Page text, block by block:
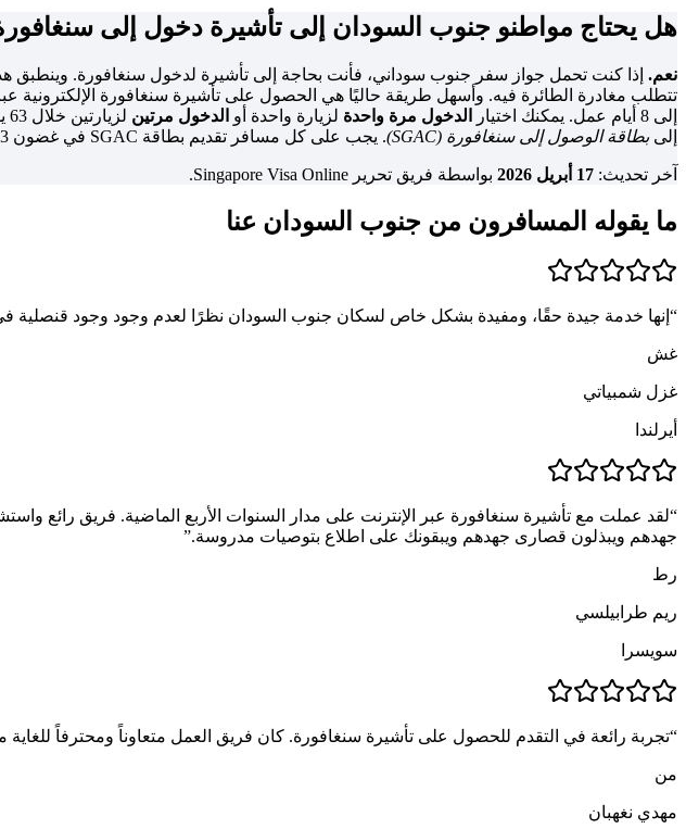
هل يحتاج مواطنو جنوب السودان إلى تأشيرة دخول إلى
نعم. إذا كنت تحمل جواز سفر جنوب سوداني، فأنت بحاجة إلى تأشيرة لدخول سنغافورة. وينطبق
إلى 8 أيام عمل. يمكنك اختيار
الدخول مرة واحدة لزيارة واحدة أو الدخول مرتين لزيارتين خلال 63 يومًا. لا يتم إصدار تأشيرة
إلىبطاقة الوصول إلى سنغافورة (SGAC) . يجب على كل مسافر تقديم بطاقة SGAC في غضون 3 يومًا قبل الوصول. يمكنك إضافة تقديم بطاقة SGAC كإضافة اختيارية عند الدفع مقابل رسوم رمزية.
آخر تحديث: 17 أبريل 2026 بواسطة فريق تحرير Singapore Visa Online.
ما يقوله المسافرون من جنوب السودان عنا
“ إنها خدمة جيدة حقًا، ومفيدة بشكل خاص لسكان جنوب السودان نظرًا لعدم وجود وجود قنصلية
غش
غزل شمبياتي
أيرلندا
“لقد عملت مع تأشيرة سنغافورة عبر الإنترنت على مدار السنوات الأربع الماضية. فريق رائع
جهدهم ويبذلون قصارى جهدهم ويبقونك على اطلاع بتوصيات مدروسة.”
رط
ريم طرابيلسي
سويسرا
“تجربة رائعة في التقدم للحصول على تأشيرة سنغافورة. كان فريق العمل متعاوناً ومحترفاً
من
مهدي نغهبان